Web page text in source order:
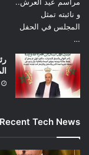
Recent Tech News